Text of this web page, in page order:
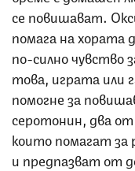
се повишават.
помага на хората
по-силно чувство
това, играта или
помогне за
серотонин, два
които помагат за
и предпазват от